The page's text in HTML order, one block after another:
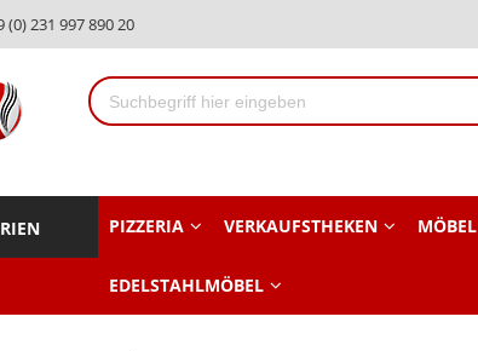
(0) 231 997 890 20
PIZZERIA VERKAUFSTHEKEN MÖBEL
EDELSTAHLMÖBEL